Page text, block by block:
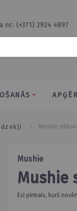
nr.: (+371) 2924 4897
mushie
Mushie
Esi pirmais, kurš